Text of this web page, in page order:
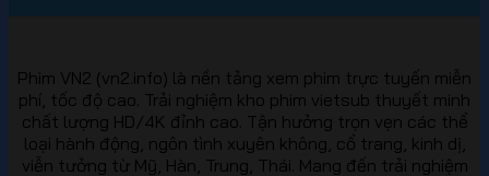
Phim VN2 (vn2.info) là nền tảng xem phim trực tuyến miễn
phí, tốc độ cao. Trải nghiệm kho phim vietsub thuyết minh
chất lượng HD/4K đỉnh cao. Tận hưởng trọn vẹn các thể
loại hành động, ngôn tình xuyên không, cổ trang, kinh dị,
viễn tưởng từ Mỹ, Hàn, Trung, Thái. Mang đến trải nghiệm